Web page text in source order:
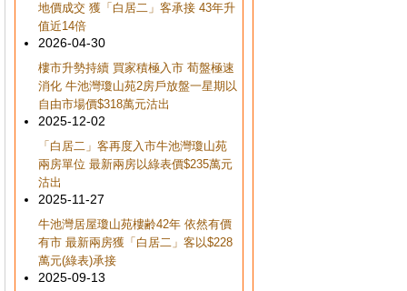
地價成交 獲「白居二」客承接 43年升
值近14倍
2026-04-30
樓市升勢持續 買家積極入市 荀盤極速
消化 牛池灣瓊山苑2房戶放盤一星期以
自由市場價$318萬元沽出
2025-12-02
「白居二」客再度入市牛池灣瓊山苑
兩房單位 最新兩房以綠表價$235萬元
沽出
2025-11-27
牛池灣居屋瓊山苑樓齢42年 依然有價
有市 最新兩房獲「白居二」客以$228
萬元(綠表)承接
2025-09-13